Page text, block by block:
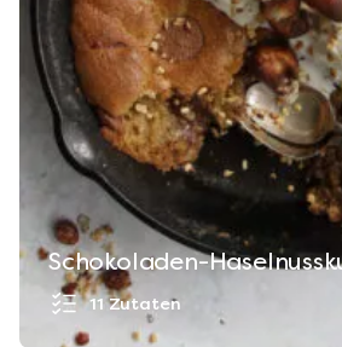
Schokoladen-
11 Zutaten